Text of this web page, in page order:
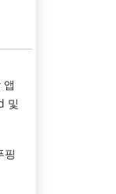
앱
및
핑